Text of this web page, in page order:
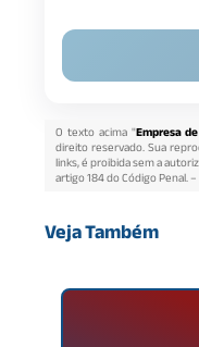
O texto acima "Empresa
direito reservado. Sua
links, é proibida sem a
artigo 184 do Código Penal. –
Veja Também